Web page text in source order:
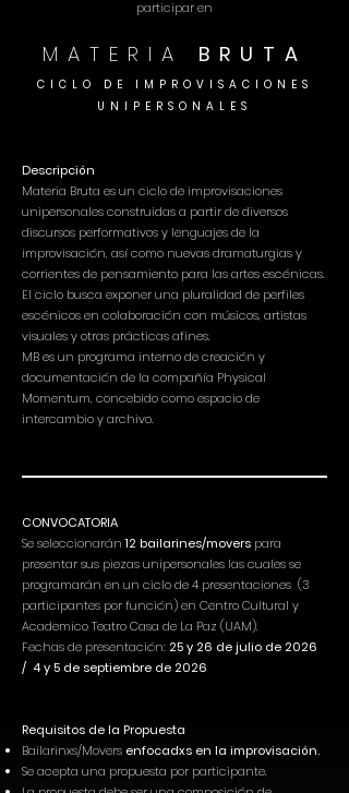
participar en
MATERIA BRUTA
CICLO DE IMPROVISACIONES
UNIPERSONALES
Descripción
Materia Bruta es un ciclo de improvisaciones
unipersonales construidas a partir de diversos
discursos performativos y lenguajes de la
improvisación, así como nuevas dramaturgias y
corrientes de pensamiento para las artes escénicas.
El ciclo busca exponer una pluralidad de perfiles
escénicos en colaboración con músicos, artistas
visuales y otras prácticas afines.
MB es un programa interno de creación y
documentación de la compañía Physical
Momentum, concebido como espacio de
intercambio y archivo.
CONVOCATORIA
Se seleccionarán12 bailarines/movers para
presentar sus piezas unipersonales las cuales se
programarán en un ciclo de 4 presentaciones (3
participantes por función) en Centro Cultural y
Academico Teatro Casa de La Paz (UAM).
Fechas de presentación: 25 y 26 de julio de 2026
/ 4 y 5 de septiembre de 2026
Requisitos de la Propuesta
Bailarinxs/Movers enfocadxs en la improvisación.
Se acepta una propuesta por participante.